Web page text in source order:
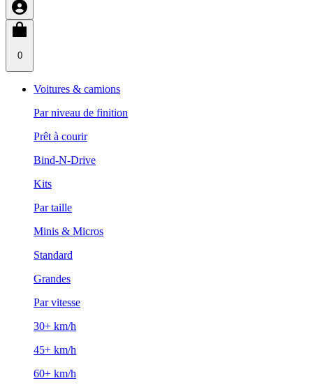
0
Voitures & camions
Par niveau de finition
Prêt à courir
Bind-N-Drive
Kits
Par taille
Minis & Micros
Standard
Grandes
Par vitesse
30+ km/h
45+ km/h
60+ km/h